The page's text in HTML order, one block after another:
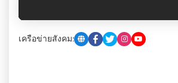
เครือข่ายสังคม: